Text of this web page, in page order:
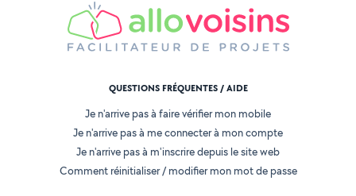
QUESTIONS FRÉQUENTES / AIDE
Je n'arrive pas à faire vérifier mon mobile
Je n'arrive pas à me connecter à mon compte
Je n'arrive pas à m'inscrire depuis le site web
Comment réinitialiser / modifier mon mot de passe